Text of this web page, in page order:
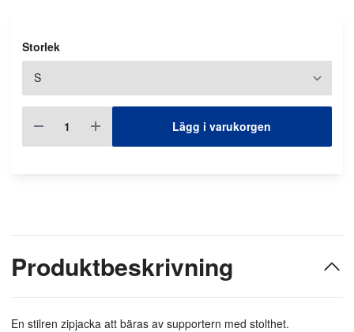
Storlek
Lägg i varukorgen
Produktbeskrivning
En stilren zipjacka att bäras av supportern med stolthet.